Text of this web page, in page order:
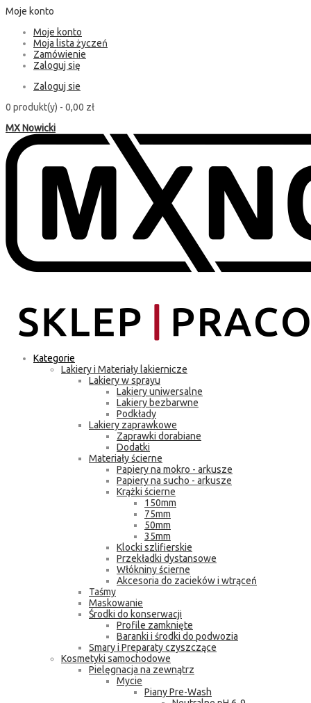
Moje konto
Moje konto
Moja lista życzeń
Zamówienie
Zaloguj się
Zaloguj sie
0 produkt(y) - 0,00 zł
MX Nowicki
Kategorie
Lakiery i Materiały lakiernicze
Lakiery w sprayu
Lakiery uniwersalne
Lakiery bezbarwne
Podkłady
Lakiery zaprawkowe
Zaprawki dorabiane
Dodatki
Materiały ścierne
Papiery na mokro - arkusze
Papiery na sucho - arkusze
Krążki ścierne
150mm
75mm
50mm
35mm
Klocki szlifierskie
Przekładki dystansowe
Włókniny ścierne
Akcesoria do zacieków i wtrąceń
Taśmy
Maskowanie
Środki do konserwacji
Profile zamknięte
Baranki i środki do podwozia
Smary i Preparaty czyszczące
Kosmetyki samochodowe
Pielęgnacja na zewnątrz
Mycie
Piany Pre-Wash